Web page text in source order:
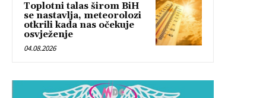
Toplotni talas širom BiH
se nastavlja, meteorolozi
otkrili kada nas očekuje
osvježenje
04.08.2026